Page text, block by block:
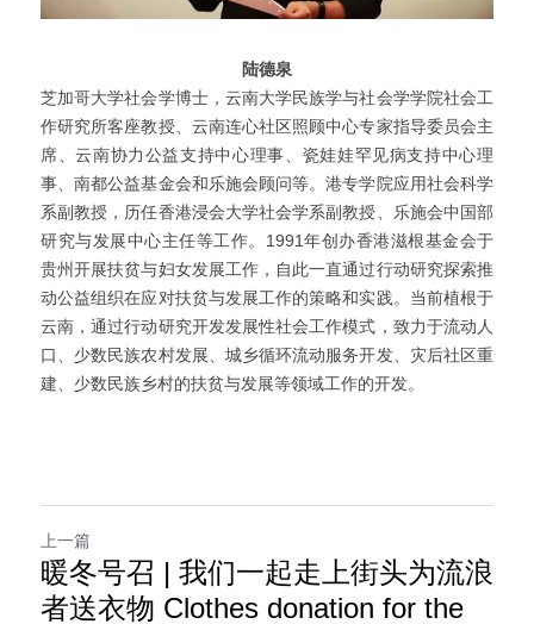
陆德泉
芝加哥大学社会学博士，云南大学民族学与社会学学院社会工
作研究所客座教授、云南连心社区照顾中心专家指导委员会主
席、云南协力公益支持中心理事、瓷娃娃罕见病支持中心理
事、南都公益基金会和乐施会顾问等。港专学院应用社会科学
系副教授，历任香港浸会大学社会学系副教授、乐施会中国部
研究与发展中心主任等工作。1991年创办香港滋根基金会于
贵州开展扶贫与妇女发展工作，自此一直通过行动研究探索推
动公益组织在应对扶贫与发展工作的策略和实践。当前植根于
云南，通过行动研究开发发展性社会工作模式，致力于流动人
口、少数民族农村发展、城乡循环流动服务开发、灾后社区重
建、少数民族乡村的扶贫与发展等领域工作的开发。
上一篇
暖冬号召 | 我们一起走上街头为流浪
者送衣物 Clothes donation for the